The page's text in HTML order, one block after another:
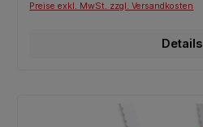
Preise exkl. MwSt. zzgl. Versandkosten
Details